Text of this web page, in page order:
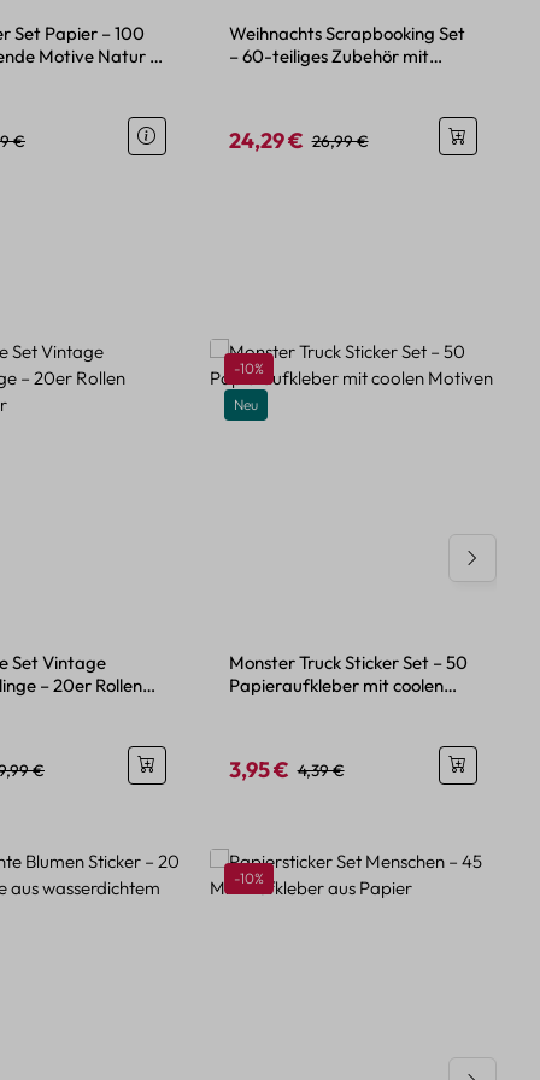
Set Papier – 100
Motive Natur &
Preis:
€
Weihnachts Scrapbooking Set
– 60-teiliges Zubehör mit
Verkaufspreis:
24,29 € Regulärer Preis:
26,99 €
Set Vintage
– 20er Rollen
Preis:
€
Rabatt
-10%
Neu
Monster Truck Sticker Set – 50
Papieraufkleber mit coolen
Verkaufspreis:
3,95 € Regulärer Preis:
4,39 €
Rabatt
-10%